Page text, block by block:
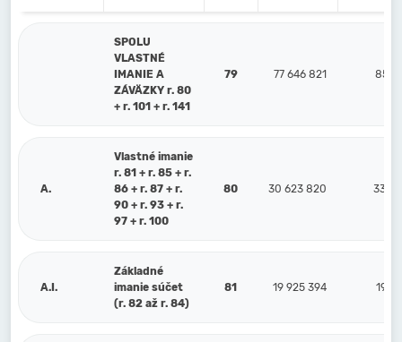
SPOLU
VLASTNÉ
IMANIE A
ZÁVÄZKY r. 80
+ r. 101 + r. 141
79 77 646 821 85
A.
Vlastné imanie
r. 81 + r. 85 + r.
86 + r. 87 + r.
90 + r. 93 + r.
97 + r. 100
80 30 623 820 33
A.I.
Základné
imanie súčet
(r. 82 až r. 84)
81 19 925 394 19